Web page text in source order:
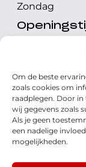
Om de beste
zoals cookies om
raadplegen. Door
wij gegevens zoals
Als je geen
een nadelige
mogelijkheden.
Zondag
Maandag t/m
Zondag
Volg ons